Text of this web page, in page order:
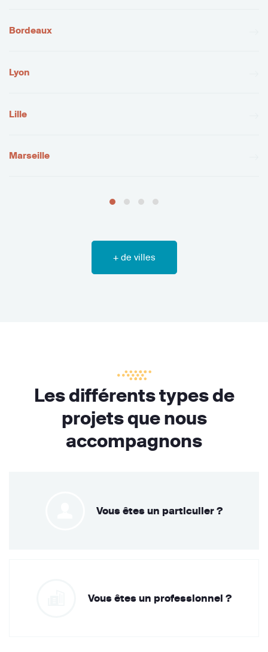
Bordeaux
Lyon
Lille
Marseille
+ de villes
Les différents types de
projets que nous
accompagnons
Vous êtes un particulier ?
Vous êtes un professionnel ?